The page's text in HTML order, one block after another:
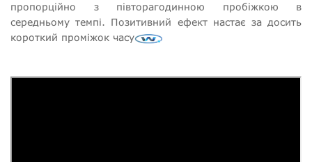
пропорційно з півторагодинною пробіжкою в
середньому темпі. Позитивний ефект настає за досить
короткий проміжок часу